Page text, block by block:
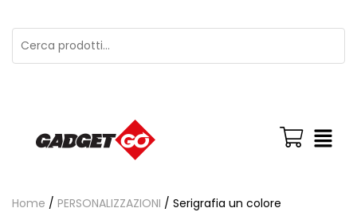
Home / PERSONALIZZAZIONI / Serigrafia un colore